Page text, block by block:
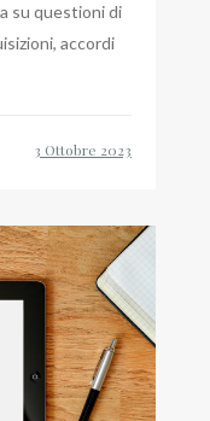
su questioni di
accordi